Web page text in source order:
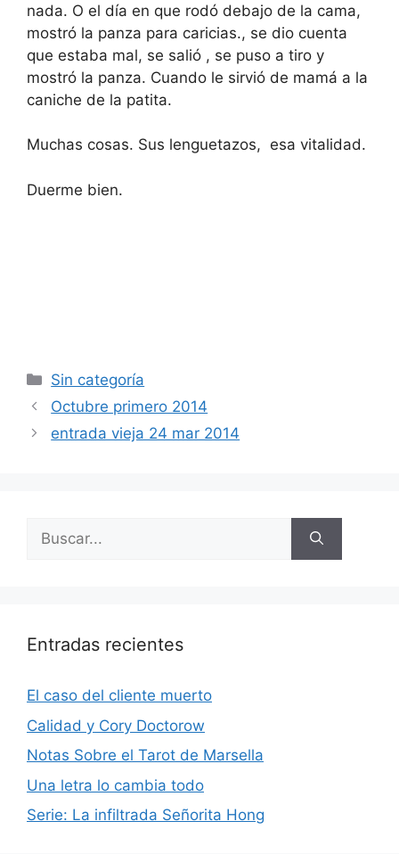
nada. O el día en que rodó debajo de la cama,
mostró la panza para caricias., se dio cuenta
que estaba mal, se salió , se puso a tiro y
mostró la panza. Cuando le sirvió de mamá a la
caniche de la patita.
Muchas cosas. Sus lenguetazos, esa vitalidad.
Duerme bien.
Categorías
Sin categoría
Octubre primero 2014
entrada vieja 24 mar 2014
Buscar:
Entradas recientes
El caso del cliente muerto
Calidad y Cory Doctorow
Notas Sobre el Tarot de Marsella
Una letra lo cambia todo
Serie: La infiltrada Señorita Hong